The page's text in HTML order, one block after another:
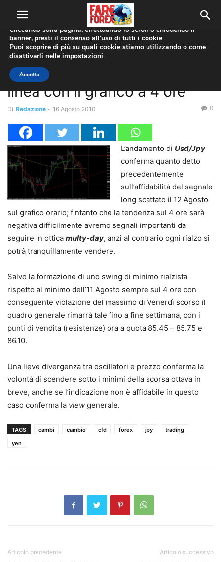
Home Analisi Tecnica
Analisi Tecnica Coppie Valute USD/JPY
Forex Signals: Usd/Jpy in
linea con il grafico a 4 ore
Di Redazione - 16 Agosto 2010 0
L’andamento di Usd/Jpy
conferma quanto detto
precedentemente
sull’affidabilità del segnale
long scattato il 12 Agosto
sul grafico orario; fintanto che la tendenza sul 4 ore sarà
negativa difficilmente avremo segnali importanti da
seguire in ottica multy-day, anzi al contrario ogni rialzo si
potrà tranquillamente vendere.
Salvo la formazione di uno swing di minimo rialzista
rispetto al minimo dell’11 Agosto sempre sul 4 ore con
conseguente violazione del massimo di Venerdì scorso il
quadro generale rimarrà tale fino a fine settimana, con i
punti di vendita (resistenze) ora a quota 85.45 – 85.75 e
86.10.
Una lieve divergenza tra oscillatori e prezzo conferma la
volontà di scendere sotto i minimi della scorsa ottava in
breve, anche se l’indicazione non è affidabile in questo
caso conferma la view generale.
TAGS cambi cambio cfd forex jpy
trading
yen
Articolo precedente Articolo successivo
Utilizziamo i cookie per offrirti la migliore esperienza sul nostro
sito web.
Cliccando sulla pagina, effettuando lo scroll o chiudendo il
banner, presti il consenso all’uso di tutti i cookie
Puoi scoprire di più su quali cookie stiamo utilizzando o come
disattivarli nelle impostazioni
Accetta